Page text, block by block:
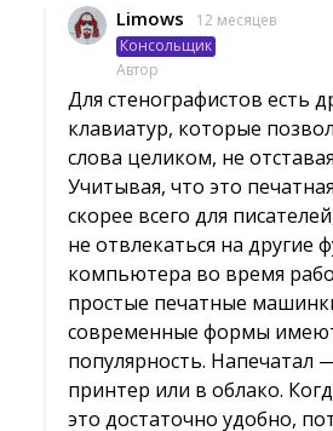
Limows
12 месяцев
Консольщик
Автор
Для стенографистов есть
клавиатур, которые
слова целиком, не
Учитывая, что это
скорее всего для
не отвлекаться на другие
компьютера во время
простые печатные
современные формы
популярность. Напечатал
принтер или в облако.
это достаточно удобно,